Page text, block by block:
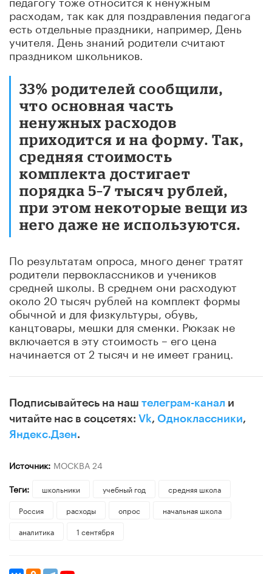
расходам, так как для поздравления педагога
есть отдельные праздники, например, День
учителя. День знаний родители считают
праздником школьников.
33% родителей сообщили,
что основная часть
ненужных расходов
приходится и на форму. Так,
средняя стоимость
комплекта достигает
порядка 5–7 тысяч рублей,
при этом некоторые вещи из
него даже не используются.
По результатам опроса, много денег тратят
родители первоклассников и учеников
средней школы. В среднем они расходуют
около 20 тысяч рублей на комплект формы
обычной и для физкультуры, обувь,
канцтовары, мешки для сменки. Рюкзак не
включается в эту стоимость – его цена
начинается от 2 тысяч и не имеет границ.
Подписывайтесь на наш телеграм-канал и
читайте нас в соцсетях: Vk, Одноклассники,
Яндекс.Дзен.
Источник: МОСКВА 24
Теги:
школьники учебный год
средняя школа
Россия
расходы опрос
начальная школа
аналитика
1 сентября